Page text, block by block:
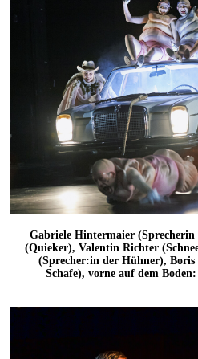
Gabriele Hintermaier
(Quieker), Valentin Richter
(Sprecher:in der Hühner),
Schafe), vorne auf dem